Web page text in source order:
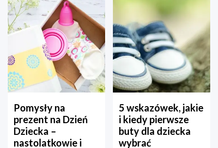
Pomysły na
prezent na Dzień
Dziecka –
nastolatkowie i
5 wskazówek, jakie
i kiedy pierwsze
buty dla dziecka
wybrać